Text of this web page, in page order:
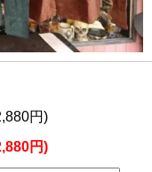
円)
円)